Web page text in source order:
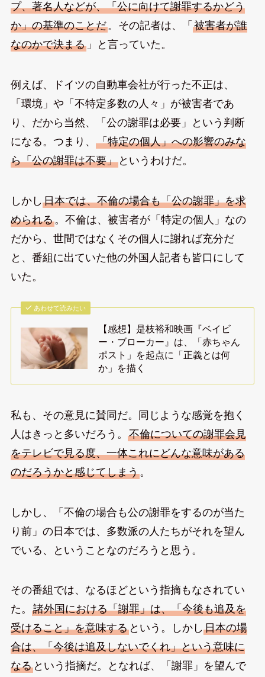
プ、著名人などが、「公に向けて謝罪するかどう
か」の基準のことだ。その記者は、「 被害者が誰
なのかで決まる」と言っていた。
例えば、ドイツの自動車会社が行った不正は、
「環境」や「不特定多数の人々」が被害者であ
り、だから当然、「公の謝罪は必要」という判断
になる。つまり、 「特定の個人」への影響のみな
ら「公の謝罪は不要」というわけだ。
しかし 日本では、不倫の場合も「公の謝罪」を求
められる。不倫は、被害者が「特定の個人」なの
だから、世間ではなくその個人に謝れば充分だ
と、番組に出ていた他の外国人記者も皆口にして
いた。
あわせて読みたい
【感想】是枝裕和映画『ベイビ
ー・ブローカー』は、「赤ちゃん
ポスト」を起点に「正義とは何
か」を描く
私も、その意見に賛同だ。同じような感覚を抱く
人はきっと多いだろう。 不倫についての謝罪会見
をテレビで見る度、一体これにどんな意味がある
のだろうかと感じてしまう。
しかし、「不倫の場合も公の謝罪をするのが当た
り前」の日本では、多数派の人たちがそれを望ん
でいる、ということなのだろうと思う。
その番組では、なるほどという指摘もなされてい
た。 諸外国における「謝罪」は、「今後も追及を
受けること」を意味するという。しかし 日本の場
合は、「今後は追及しないでくれ」という意味に
なるという指摘だ。となれば、「謝罪」を望んで